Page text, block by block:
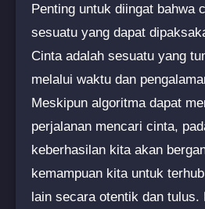
Penting untuk diingat bahwa
sesuatu yang dapat
Cinta adalah sesuatu yang
melalui waktu dan
Meskipun algoritma dapat
perjalanan mencari cinta,
keberhasilan kita akan
kemampuan kita untuk
lain secara otentik dan tulus.